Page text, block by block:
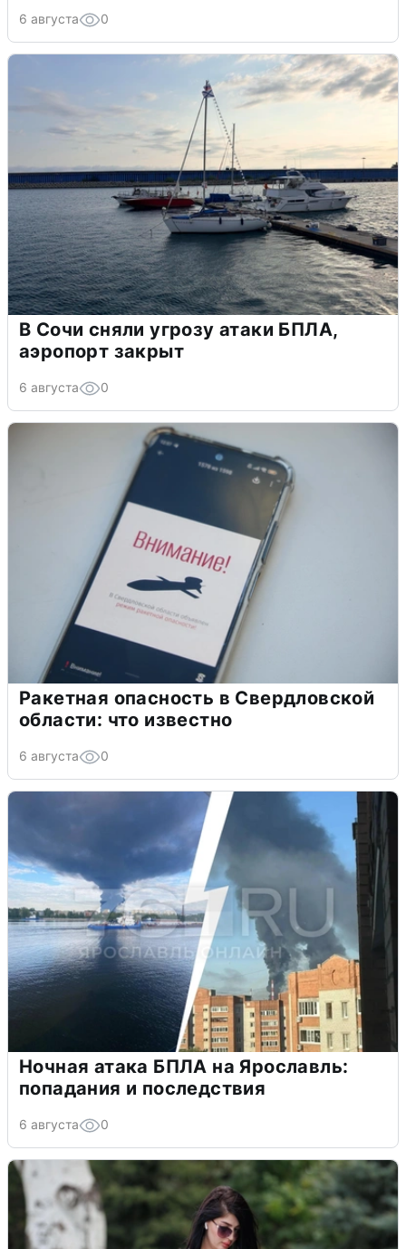
6 августа 0
В Сочи сняли угрозу атаки БПЛА,
аэропорт закрыт
6 августа 0
Ракетная опасность в Свердловской
области: что известно
6 августа 0
Ночная атака БПЛА на Ярославль:
попадания и последствия
6 августа 0